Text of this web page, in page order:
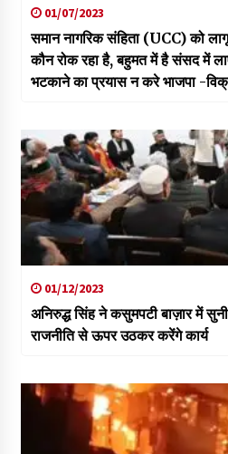
01/07/2023
समान नागरिक संहिता (UCC) को
कौन रोक रहा है, बहुमत में है संसद में
भटकाने का प्रयास न करे भाजपा -
01/12/2023
अनिरुद्ध सिंह ने कसुमपटी बाज़ार में
राजनीति से ऊपर उठकर करेंगे कार्य